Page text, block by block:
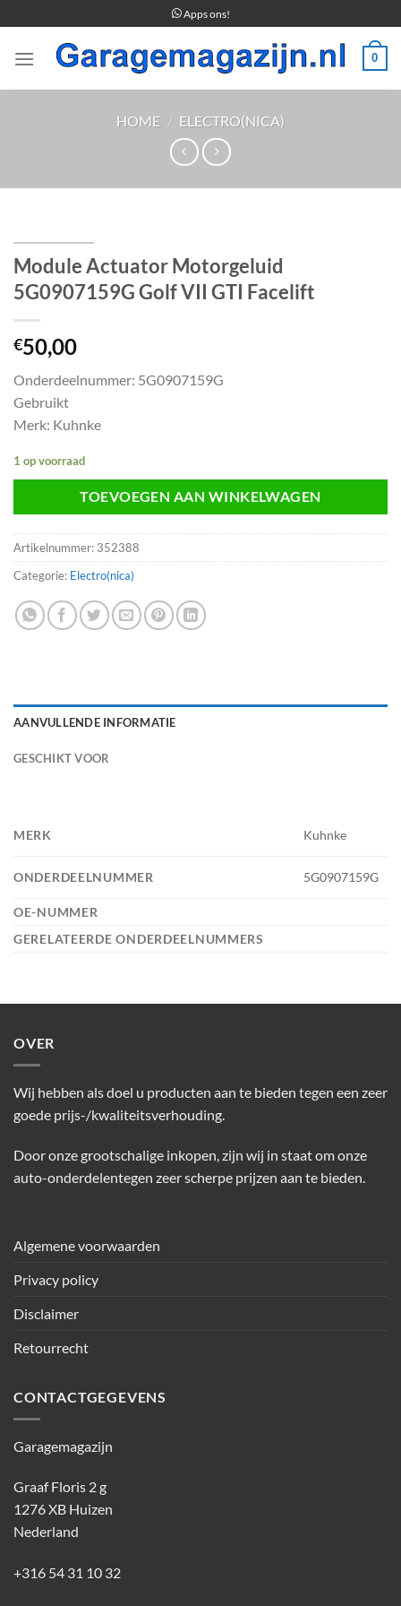
naar
inhoud
Apps ons!
0
HOME / ELECTRO(NICA)
Module Actuator Motorgeluid
5G0907159G Golf VII GTI Facelift
€50,00
Onderdeelnummer: 5G0907159G
Gebruikt
Merk: Kuhnke
1 op voorraad
TOEVOEGEN AAN WINKELWAGEN
Artikelnummer: 352388
Categorie: Electro(nica)
AANVULLENDE INFORMATIE
GESCHIKT VOOR
MERK Kuhnke
ONDERDEELNUMMER 5G0907159G
OE-NUMMER
GERELATEERDE ONDERDEELNUMMERS
OVER
Wij hebben als doel u producten aan te bieden tegen een zeer
goede prijs-/kwaliteitsverhouding.
Door onze grootschalige inkopen, zijn wij in staat om onze
auto-onderdelentegen zeer scherpe prijzen aan te bieden.
Algemene voorwaarden
Privacy policy
Disclaimer
Retourrecht
CONTACTGEGEVENS
Garagemagazijn
Graaf Floris 2 g
1276 XB Huizen
Nederland
+316 54 31 10 32